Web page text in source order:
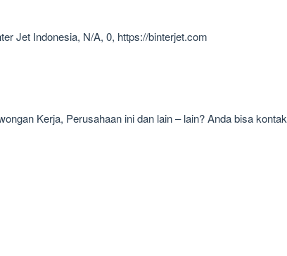
Jet Indonesia, N/A, 0, https://binterjet.com
Kerja, Perusahaan ini dan lain – lain? Anda bisa kontak